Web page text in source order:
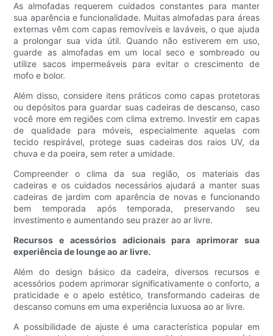
As almofadas requerem cuidados constantes para manter
sua aparência e funcionalidade. Muitas almofadas para áreas
externas vêm com capas removíveis e laváveis, o que ajuda
a prolongar sua vida útil. Quando não estiverem em uso,
guarde as almofadas em um local seco e sombreado ou
utilize sacos impermeáveis ​​para evitar o crescimento de
mofo e bolor.
Além disso, considere itens práticos como capas protetoras
ou depósitos para guardar suas cadeiras de descanso, caso
você more em regiões com clima extremo. Investir em capas
de qualidade para móveis, especialmente aquelas com
tecido respirável, protege suas cadeiras dos raios UV, da
chuva e da poeira, sem reter a umidade.
Compreender o clima da sua região, os materiais das
cadeiras e os cuidados necessários ajudará a manter suas
cadeiras de jardim com aparência de novas e funcionando
bem temporada após temporada, preservando seu
investimento e aumentando seu prazer ao ar livre.
Recursos e acessórios adicionais para aprimorar sua
experiência de lounge ao ar livre.
Além do design básico da cadeira, diversos recursos e
acessórios podem aprimorar significativamente o conforto, a
praticidade e o apelo estético, transformando cadeiras de
descanso comuns em uma experiência luxuosa ao ar livre.
A possibilidade de ajuste é uma característica popular em